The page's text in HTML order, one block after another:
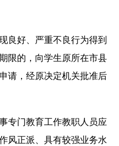
好、严重不良行为得到
限的，向学生原所在市县
请，经原决定机关批准后
门教育工作教职人员应
风正派、具有较强业务水